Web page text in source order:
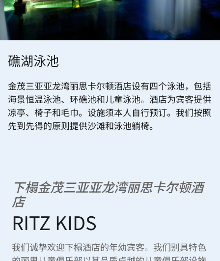
礁湖泳池
金茂三亚亚龙湾丽思卡尔顿酒店设有四个泳池，包括
海景恒温泳池、环礁池和儿童泳池。酒店为宾客提供
凉亭、椅子和毛巾。设施须本人自行预订。我们按照
先到先得的原则提供沙滩和泳池躺椅。
下榻金茂三亚亚龙湾丽思卡尔顿酒
店
RITZ KIDS
我们诚挚欢迎下榻酒店的年幼宾客。我们别具特色